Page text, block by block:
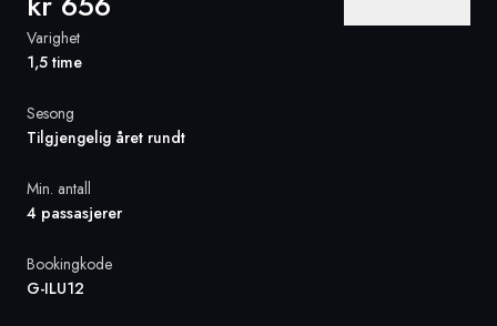
Norge Frankrike
Varighet
1,5 time
Sesong
Tilgjengelig året rundt
Min. antall
4 passasjerer
Bookingkode
G-ILU12